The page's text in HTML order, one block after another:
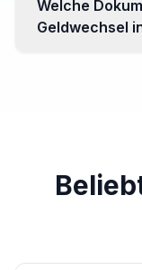
nützlich sein,
Geschäfte und
Welche
Geldwechsel